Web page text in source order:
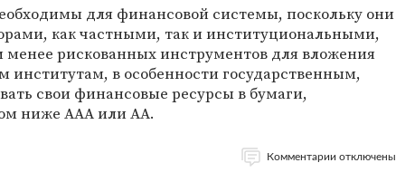
для финансовой системы, поскольку они
как частными, так и институциональными,
менее рискованных инструментов для вложения
институтам, в особенности государственным,
свои финансовые ресурсы в бумаги,
ниже AAA или AA.
Комментарии отключены